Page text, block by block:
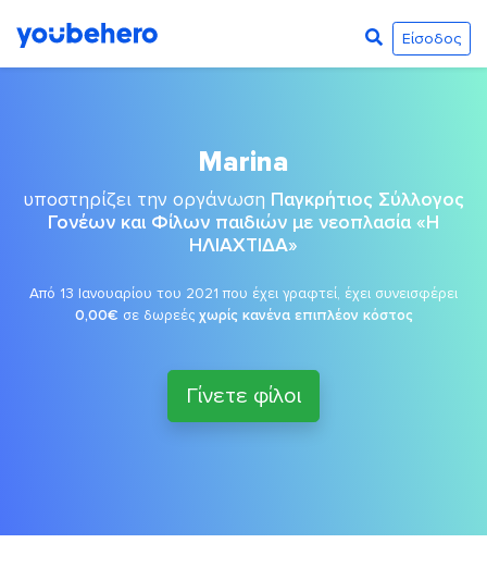
Είσοδος
Marina
υποστηρίζει την οργάνωση Παγκρήτιος Σύλλογος
Γονέων και Φίλων παιδιών με νεοπλασία «Η
ΗΛΙΑΧΤΙΔΑ»
Από 13 Ιανουαρίου του 2021 που έχει γραφτεί, έχει συνεισφέρει
0,00€ σε δωρεές χωρίς κανένα επιπλέον κόστος
Γίνετε φίλοι